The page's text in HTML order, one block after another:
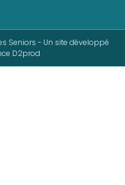
Seniors - Un site développé
D2prod